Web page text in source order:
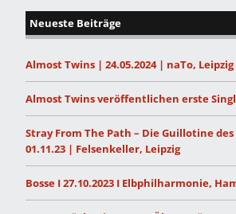
Neueste Beiträge
Almost Twins | 24.05.2024 | naTo, Leipzig
Almost Twins veröffentlichen erste
Stray From The Path – Die Guillotine
01.11.23 | Felsenkeller, Leipzig
Bosse I 27.10.2023 I Elbphilharmonie,